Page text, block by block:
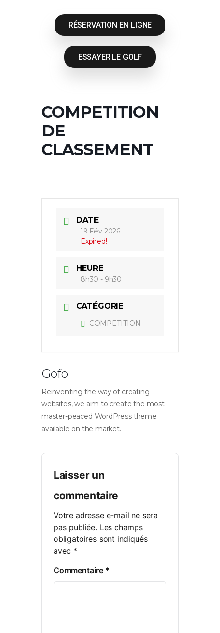
RÉSERVATION EN LIGNE
ESSAYER LE GOLF
COMPETITION
DE
CLASSEMENT
DATE
19 Fév 2026
Expired!
HEURE
8h30 - 9h30
CATÉGORIE
COMPETITION
Gofo
Reinventing the way of creating
websites, we aim to create the most
master-peaced WordPress theme
available on the market.
Laisser un
commentaire
Votre adresse e-mail ne sera
pas publiée. Les champs
obligatoires sont indiqués
avec *
Commentaire *